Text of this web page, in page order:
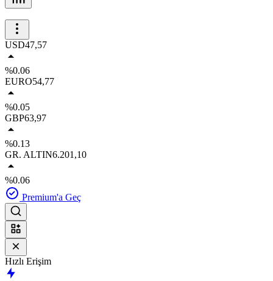
USD47,57
%0.06
EURO54,77
%0.05
GBP63,97
%0.13
GR. ALTIN6.201,10
%0.06
Premium'a Geç
Hızlı Erişim